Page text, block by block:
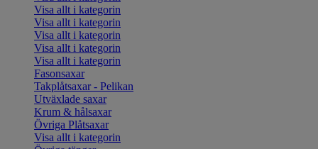
Visa allt i kategorin
Visa allt i kategorin
Visa allt i kategorin
Visa allt i kategorin
Visa allt i kategorin
Fasonsaxar
Takplåtsaxar - Pelikan
Utväxlade saxar
Krum & hålsaxar
Övriga Plåtsaxar
Visa allt i kategorin